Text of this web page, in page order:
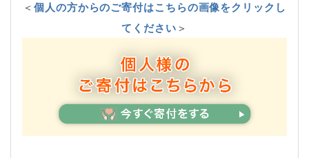
＜個人の方からのご寄付はこちらの画像をクリックし
てください＞